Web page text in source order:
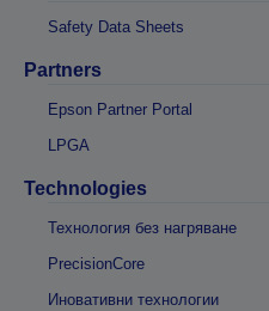
Safety Data Sheets
Partners
Epson Partner Portal
LPGA
Technologies
Технология без нагряване
PrecisionCore
Иновативни технологии